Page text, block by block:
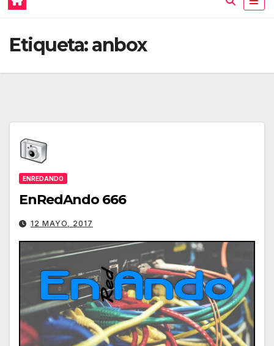
Etiqueta:anbox
ENREDANDO
EnRedAndo 666
12 MAYO, 2017